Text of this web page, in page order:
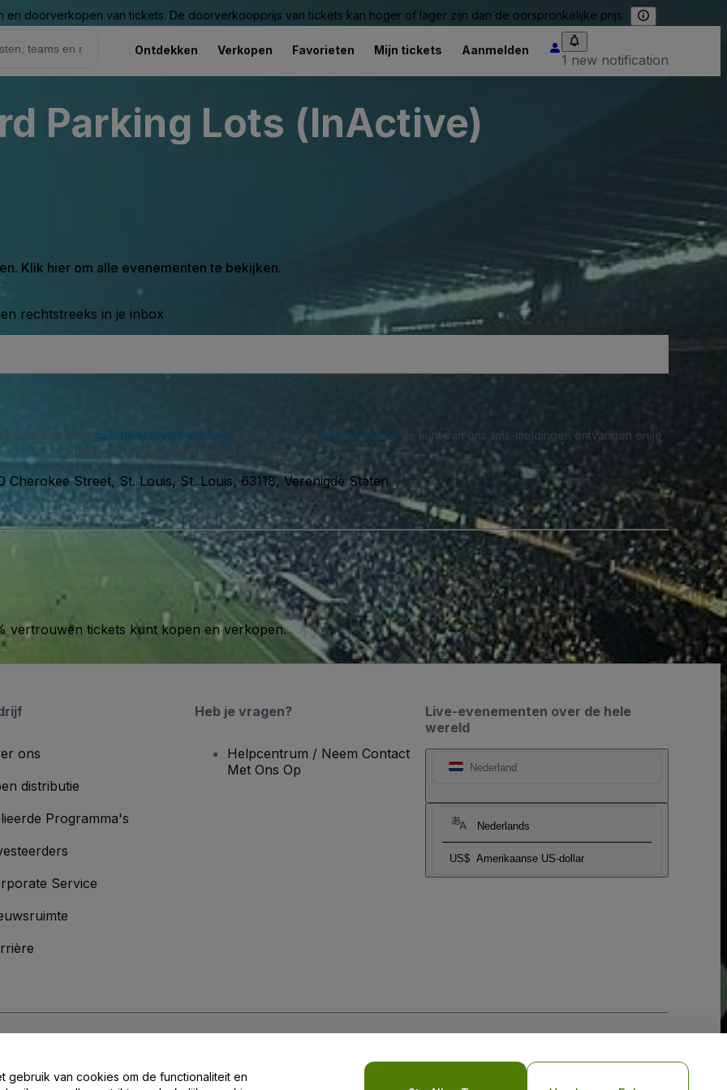
doorverkopen van tickets. De doorverkoopprijs van tickets kan hoger of lager zijn dan de oorspronkelijke prijs.
Ontdekken Verkopen Favorieten Mijn tickets Aanmelden
1 new notification
Parking Lots (InActive)
Klik hier om alle evenementen te bekijken.
rechtstreeks in je inbox
met onze gebruikersovereenkomst en erken je ons privacybeleid
. Je kunt van ons sms-meldingen ontvangen en je
kunt je op elk gewenst moment afmelden.
Cherokee Street, St. Louis, St. Louis, 63118, Verenigde Staten
vertrouwen tickets kunt kopen en verkopen.
Live-evenementen over de hele
wereld
Nederland
Nederlands
US$ Amerikaanse US-dollar
ons
distributie
Programma's
Service
Heb je vragen?
Helpcentrum / Neem Contact
Met Ons Op
privacybeleid voor mobiel
gebruik van cookies om de functionaliteit en